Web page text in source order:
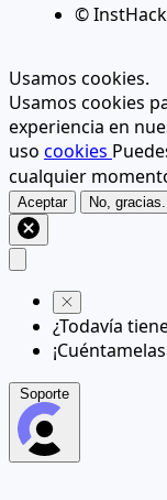
©
Usamos cookies.
Usamos cookies
experiencia en
uso cookies
cualquier
Aceptar No, gracias.
¿Todavía
Soporte